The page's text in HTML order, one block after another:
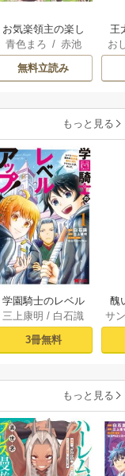
お気楽領主の楽し
い領地防衛
青色まろ / 赤池
宗/転
無料立読み
王
こ
二
お
もっと見る
学園騎士のレベル
アップ！レベル100
0超えの転生者、落
ちこぼれクラスに
（コミック） ： 1
三上康明 / 白石識
3冊無料
醜
同
サ
もっと見る